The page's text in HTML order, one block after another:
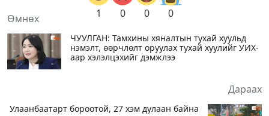
1 0 0 0
Өмнөх
ЧУУЛГАН: Тамхины хяналтын тухай хуульд
нэмэлт, өөрчлөлт оруулах тухай хуулийг УИХ-
аар хэлэлцэхийг дэмжлээ
Дараах
Улаанбаатарт бороотой, 27 хэм дулаан байна